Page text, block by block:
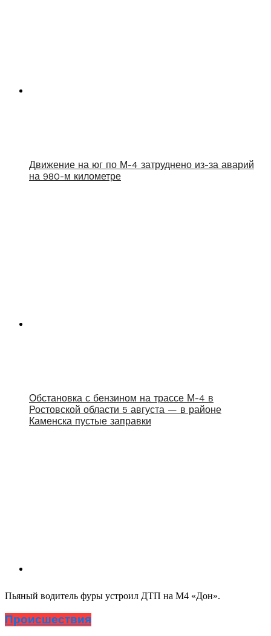
Движение на юг по М-4 затруднено из-за аварий
на 980-м километре
Обстановка с бензином на трассе М-4 в
Ростовской области 5 августа — в районе
Каменска пустые заправки
Пьяный водитель фуры устроил ДТП на М4 «Дон».
Происшествия